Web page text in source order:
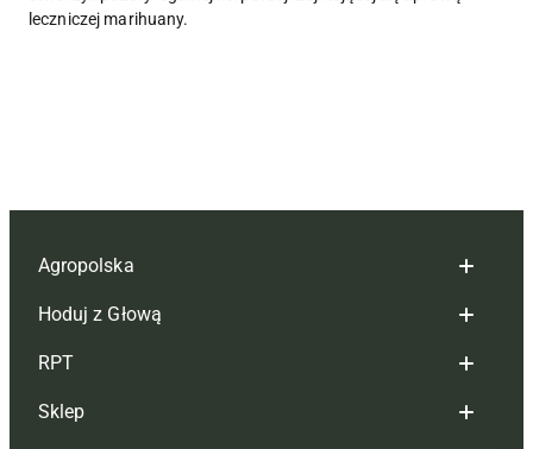
leczniczej marihuany.
Agropolska
Redakcja
Reklama
Tagi
Hoduj z Głową
Hoduj z głową bydło
Hoduj z głową świnie
RPT
Redakcja
Sklep